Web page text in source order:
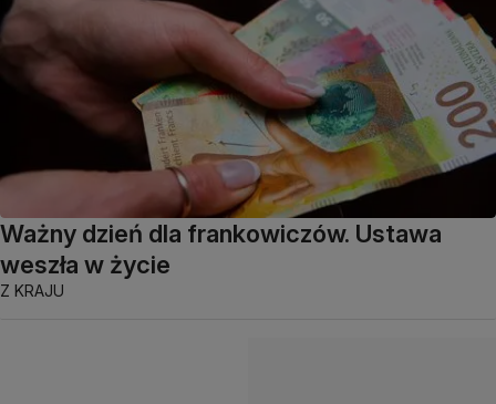
Ważny dzień dla frankowiczów. Ustawa
weszła w życie
Z KRAJU